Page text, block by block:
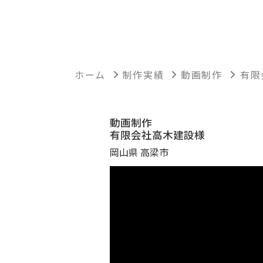
ホーム 制作実績 動画制作 有
動画制作
有限会社高木建設様
岡山県 高梁市